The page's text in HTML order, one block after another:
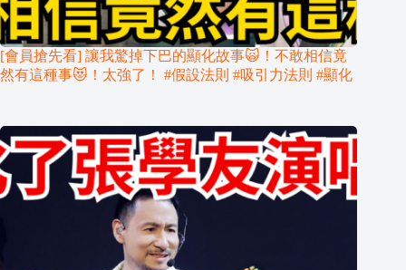
[會員搶先看] 讓我驚掉下巴的顯化故事🙀！不敢相信竟
然有這種事😻！太強了！ #假設法則 #吸引力法則 #顯化